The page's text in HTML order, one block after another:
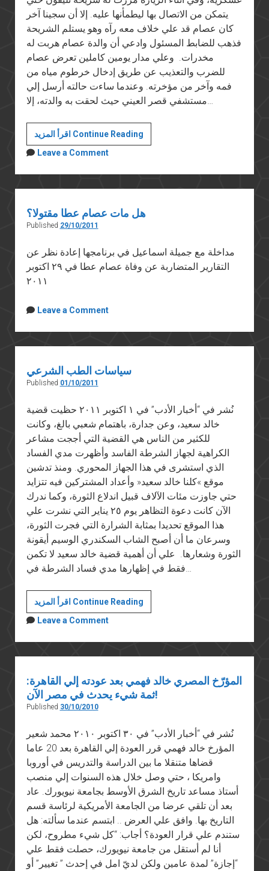
يتمكن من الاتصال بها ليطمأنها عليه. إلا أن سجينا آخر
كان عصام قد علي خلاف معه رآه وهو يستلم الشريحة
فذهب للضابط المسئول وادعي أن والدة عصام هربت له
مخدرات. وعلي مدار يومين كاملين تعرض عصام
للضرب والتعذيب عن طريق إدخال خرطوم مياه من
فمه وآخر من مؤخرته. وعندما ساءت حالته أرسل إلي
اقرأ المزيد Continue Readingعصام
علي
Leave a Comment
هل مات عصام عطا مقتولا؟
Published 29/10/2011
مداخلة مع جميلة اسماعيل في برنامجها إعادة نظر عن
التقارير المتضاربة عن وفاة عصام عطا في ٢٩ اكتوبر
٢٠١١
Leave a Comment
سياسات الطب الشرعي
Published 01/10/2011
نُشر في “أخبار الأدب” في ١ اكتوبر ٢٠١١ حظيت قضية
خالد سعيد، وعن جدارة، باهتمام شعبي بالغ، وكانت
للكثير من الناس هي القضية التي أججت مشاعر
الكراهية لجهاز الشرطة الفاسد وأظهرت مدي الفساد
الذي استشرى في هذا الجهاز المحوري. ومنذ تدشين
موقع »كلنا خالد سعيد« وأعداد المشتركين فيه تتزايد
حتي جاوزت مئات الآلاف قبيل اندلاع الثورة، وكما ندرك
الآن كانت دعوة التظاهر يوم ٢٥ يناير التي نشرت علي
هذا الموقع تحديدا بمثابة الشرارة التي فجرت الثورة،
وسرعان ما أن أصبح الشاب السكندري الوسيم أيقونة
الثورة وشعارها. علي أن أهمية قضية خالد سعيد لا تكمن
اقرأ المزيد Continue Readingسياسات
الطب
Leave a Comment
المؤرّخ المصري خالد فهمي بعد عودته إلي القاهرة:
ثمة شيء يحدث في مصر الآن!
Published 30/10/2010
نُشر في “أخبار الأدب” في ٣٠ اكتوبر ٢٠١٠ محمد شعير
المؤرخ خالد فهمي قرر العودة إلي القاهرة بعد 20 عاما
قضاها متنقلا ما بين الدراسة والتدريس في أوروبا
وامريكا ، حتي وصل خلال هذه السنوات إلي منصب
أستاذ مساعد تاريخ الشرق الأوسط بجامعة نيويورك. عاد
بعد أن تلقي عرضا من الجامعة الأمريكية لرئاسة قسم
التاريخ بها. وافق علي العرض .. ابتسم عندما سألته: هل
ستندم علي قرار العودة؟ أجاب: “كل شيء مطروح، لكن
أنا لم أستقل من جامعة نيويورك، حصلت فقط علي
“إجازة” لمدة عامين ولكن لديّ امل في إحدث ” تغيير” أو